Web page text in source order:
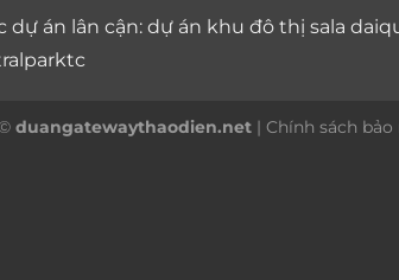
dự án lân cận: dự án khu đô thị sala
duangatewaythaodien.net | Chính sách bảo